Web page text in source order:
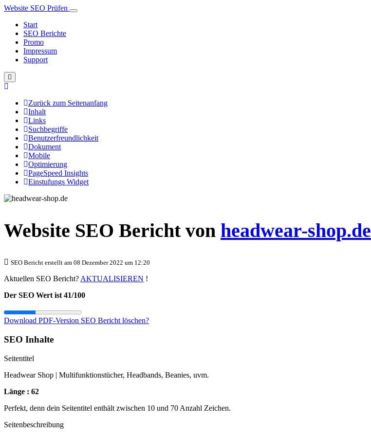
Website SEO Prüfen
Start
SEO Berichte
Promo
Impressum
Support
Zurück zum Seitenanfang
Inhalt
Links
Suchbegriffe
Benutzerfreundlichkeit
Dokument
Mobile
Optimierung
PageSpeed Insights
Einstufungs Widget
Website SEO Bericht von headwear-shop.de
SEO Bericht erstellt am 08 Dezember 2022 um 12:20
Aktuellen SEO Bericht? AKTUALISIEREN !
Der SEO Wert ist 41/100
Download PDF-Version SEO Bericht löschen?
SEO Inhalte
Seitentitel
Headwear Shop | Multifunktionstücher, Headbands, Beanies, uvm.
Länge : 62
Perfekt, denn dein Seitentitel enthält zwischen 10 und 70 Anzahl Zeichen.
Seitenbeschreibung